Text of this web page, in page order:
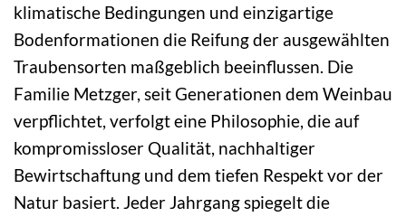
klimatische Bedingungen und einzigartige
Bodenformationen die Reifung der ausgewählten
Traubensorten maßgeblich beeinflussen. Die
Familie Metzger, seit Generationen dem Weinbau
verpflichtet, verfolgt eine Philosophie, die auf
kompromissloser Qualität, nachhaltiger
Bewirtschaftung und dem tiefen Respekt vor der
Natur basiert. Jeder Jahrgang spiegelt die